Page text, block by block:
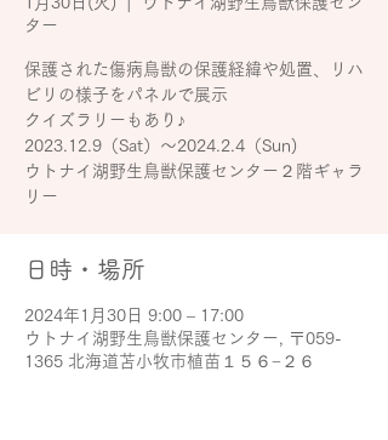
ター
保護された傷病鳥獣の保護経緯や処置、リハ
ビリの様子をパネルで展示
クイズラリーもあり♪
2023.12.9（Sat）～2024.2.4（Sun)
ウトナイ湖野生鳥獣保護センター２階ギャラ
リー
日時・場所
2024年1月30日 9:00 – 17:00
ウトナイ湖野生鳥獣保護センター, 〒059-
1365 北海道苫小牧市植苗１５６−２６